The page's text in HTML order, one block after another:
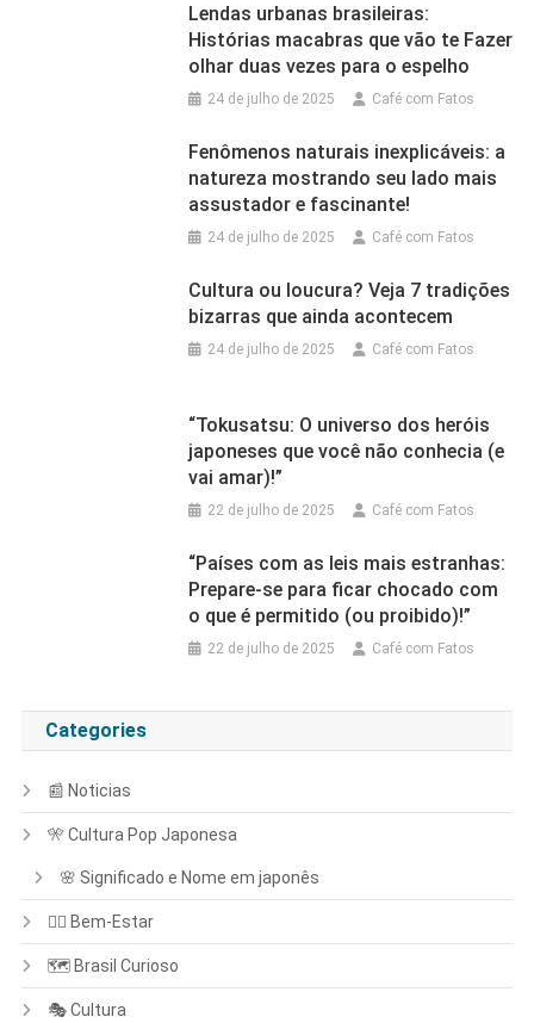
Seu
Lugar
Lendas urbanas brasileiras:
Histórias macabras que vão te Fazer
olhar duas vezes para o espelho
24 de julho de 2025 Café com Fatos
Fenômenos naturais inexplicáveis: a
natureza mostrando seu lado mais
assustador e fascinante!
24 de julho de 2025 Café com Fatos
Cultura ou loucura? Veja 7 tradições
bizarras que ainda acontecem
24 de julho de 2025 Café com Fatos
“Tokusatsu: O universo dos heróis
japoneses que você não conhecia (e
vai amar)!”
22 de julho de 2025 Café com Fatos
“Países com as leis mais estranhas:
Prepare-se para ficar chocado com
o que é permitido (ou proibido)!”
22 de julho de 2025 Café com Fatos
Categories
📰 Noticias
🎌 Cultura Pop Japonesa
🌸 Significado e Nome em japonês
🧘‍♀️ Bem-Estar
🗺️ Brasil Curioso
🎭 Cultura